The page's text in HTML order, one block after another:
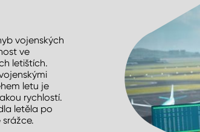
vojenských
ve
letištích.
letu je
rychlostí.
letěla po